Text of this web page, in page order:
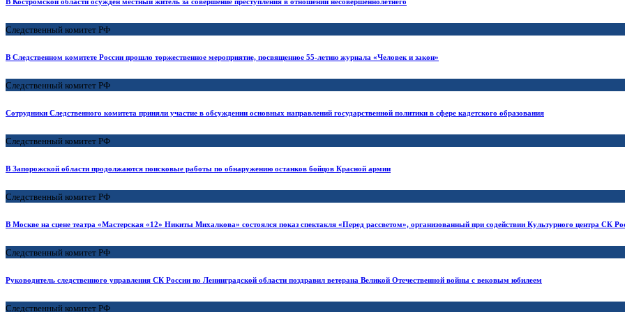
Следственный комитет РФ
В Следственном комитете России прошло торжественное мероприятие, посвященное 55-летию журнала «Человек и закон»
Следственный комитет РФ
Сотрудники Следственного комитета приняли участие в обсуждении основных направлений государственной политики в сфере кадетского образования
Следственный комитет РФ
В Запорожской области продолжаются поисковые работы по обнаружению останков бойцов Красной армии
Следственный комитет РФ
В Москве на сцене театра «Мастерская «12» Никиты Михалкова» состоялся показ спектакля «Перед рассветом», организованный при содействии Культурного центра СК
Следственный комитет РФ
Руководитель следственного управления СК России по Ленинградской области поздравил ветерана Великой Отечественной войны с вековым юбилеем
Следственный комитет РФ